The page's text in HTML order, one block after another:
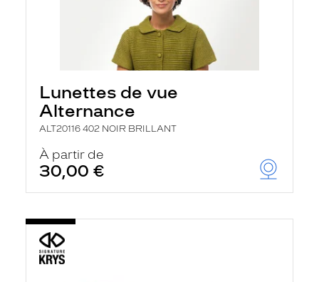
Lunettes de vue
Alternance
ALT20116 402 NOIR BRILLANT
À partir de
30,00 €